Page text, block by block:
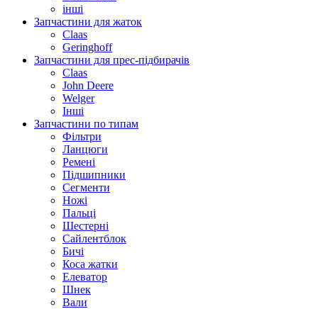
інші
Запчастини для жаток
Claas
Geringhoff
Запчастини для прес-підбирачів
Claas
John Deere
Welger
Інші
Запчастини по типам
Фільтри
Ланцюги
Ремені
Підшипники
Сегменти
Ножі
Пальці
Шестерні
Сайлентблок
Бичі
Коса жатки
Елеватор
Шнек
Вали